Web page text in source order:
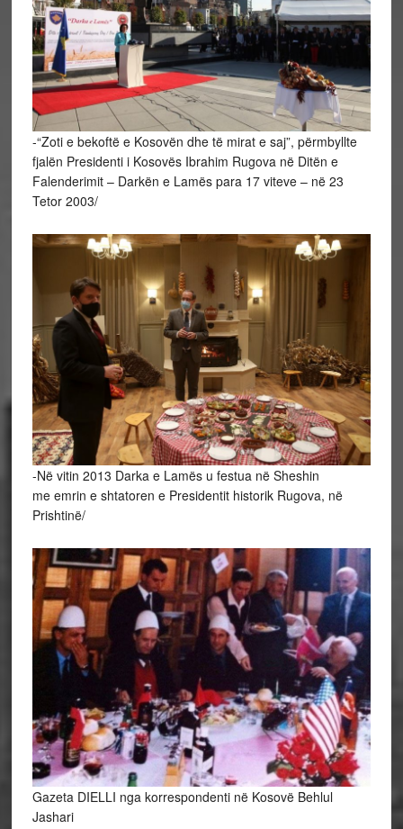
-“Zoti e bekoftë e Kosovën dhe të mirat e saj”, përmbyllte
fjalën Presidenti i Kosovës Ibrahim Rugova në Ditën e
Falenderimit – Darkën e Lamës para 17 viteve – në 23
Tetor 2003/
-Në vitin 2013 Darka e Lamës u festua në Sheshin
me emrin e shtatoren e Presidentit historik Rugova, në
Prishtinë/
Gazeta DIELLI nga korrespondenti në Kosovë Behlul
Jashari